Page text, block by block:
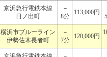
京浜急行電鉄本線
日ノ出町
－
8分
113,000円
横浜市ブルーライン
伊勢佐木長者町
－
7分
120,000円